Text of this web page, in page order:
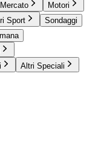
Mercato
Motori
Sport
Sondaggi
Altri Speciali